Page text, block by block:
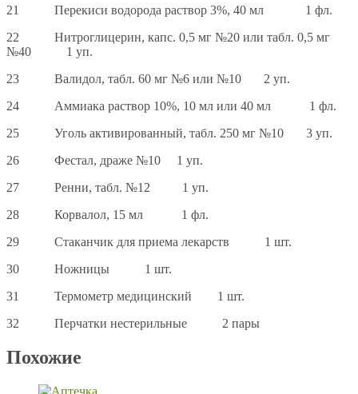
21 Перекиси водорода раствор 3%, 40 мл 1 фл.
22 Нитроглицерин, капс. 0,5 мг №20 или табл. 0,5 мг
№40 1 уп.
23 Валидол, табл. 60 мг №6 или №10 2 уп.
24 Аммиака раствор 10%, 10 мл или 40 мл 1 фл.
25 Уголь активированный, табл. 250 мг №10 3 уп.
26 Фестал, драже №10 1 уп.
27 Ренни, табл. №12 1 уп.
28 Корвалол, 15 мл 1 фл.
29 Стаканчик для приема лекарств 1 шт.
30 Ножницы 1 шт.
31 Термометр медицинский 1 шт.
32 Перчатки нестерильные 2 пары
Похожие